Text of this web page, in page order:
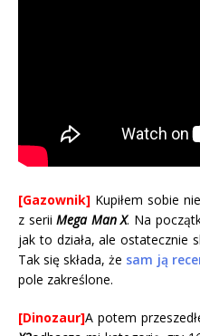
[Gazownik] Kupiłem sobie
z seriiMega Man X. Na
jak to działa, ale ostatecznie
Tak się składa, że sam ją
pole zakreślone.
[Dinozaur]A potem